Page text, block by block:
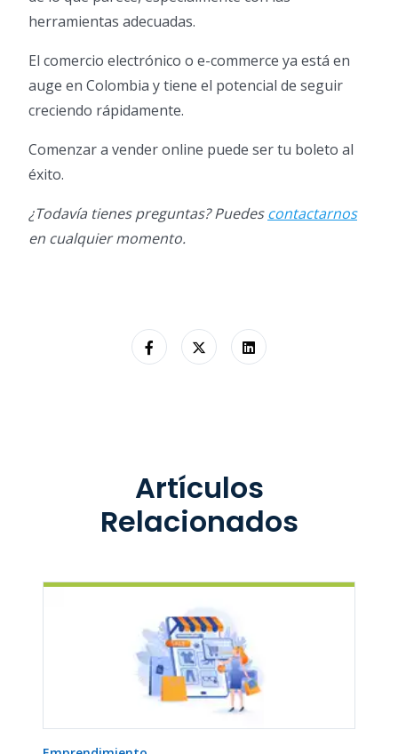
herramientas adecuadas.
El comercio electrónico o e-commerce ya está en
auge en Colombia y tiene el potencial de seguir
creciendo rápidamente.
Comenzar a vender online puede ser tu boleto al
éxito.
¿Todavía tienes preguntas? Puedescontactarnos
en cualquier momento.
Artículos
Relacionados